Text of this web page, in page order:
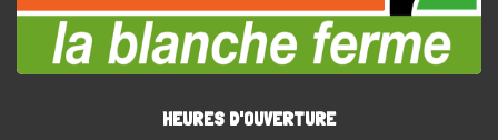
HEURES D'OUVERTURE